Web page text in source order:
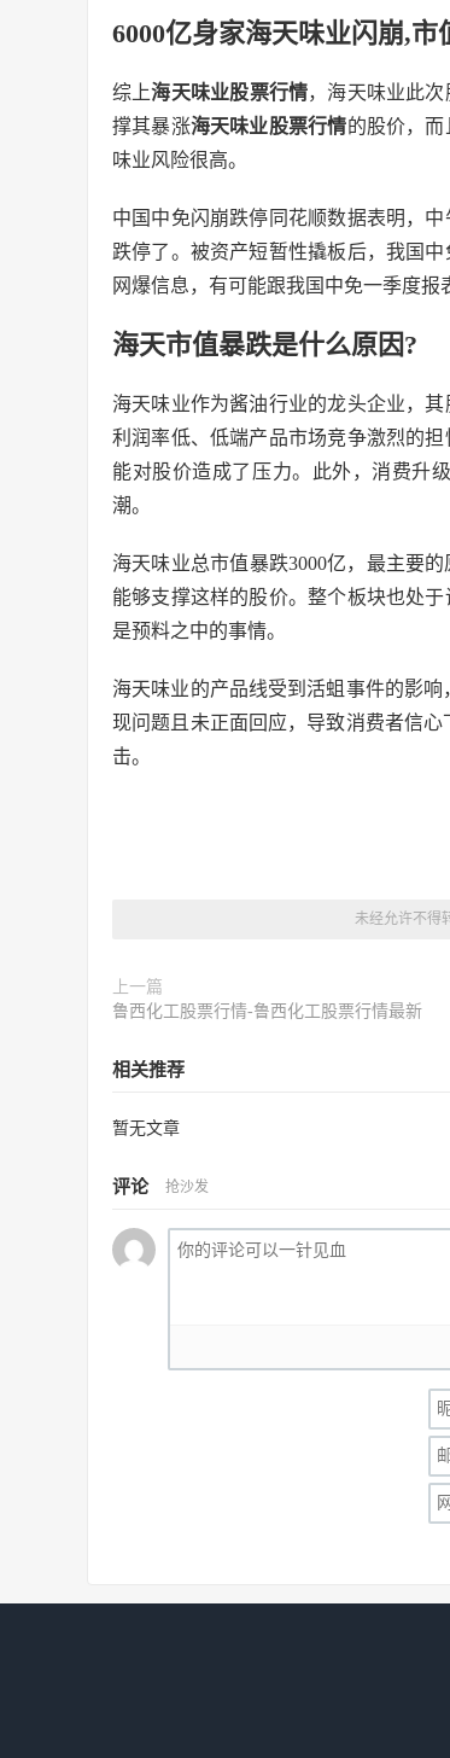
6000亿身家海天味业闪崩,
综上海天味业股票行情，海天味业此
撑其暴涨海天味业股票行情的股价，
味业风险很高。
中国中免闪崩跌停同花顺数据表明，
跌停了。被资产短暂性撬板后，我国
网爆信息，有可能跟我国中免一季度报
海天市值暴跌是什么原因?
海天味业作为酱油行业的龙头企业，
利润率低、低端产品市场竞争激烈的
能对股价造成了压力。此外，消费升
潮。
海天味业总市值暴跌3000亿，最主要
能够支撑这样的股价。整个板块也处
是预料之中的事情。
海天味业的产品线受到活蛆事件的影
现问题且未正面回应，导致消费者信
击。
未经允许不得
上一篇
鲁西化工股票行情-鲁西化工股票行情最新
相关推荐
暂无文章
评论 抢沙发